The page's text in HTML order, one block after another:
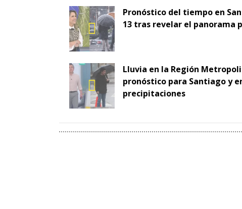
Pronóstico del tiempo en
13 tras revelar el panorama
Lluvia en la Región
pronóstico para Santiago y
precipitaciones